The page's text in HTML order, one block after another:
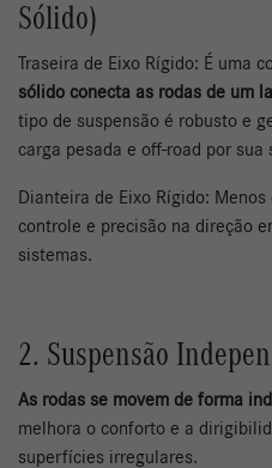
Sólido)
Traseira de Eixo Rígido: É uma
sólido conecta as rodas de um
tipo de suspensão é robusto e
carga pesada e off-road por
Dianteira de Eixo Rígido:
controle e precisão na direção
sistemas.
2. Suspensão
As rodas se movem de forma
melhora o conforto e a
superfícies irregulares.